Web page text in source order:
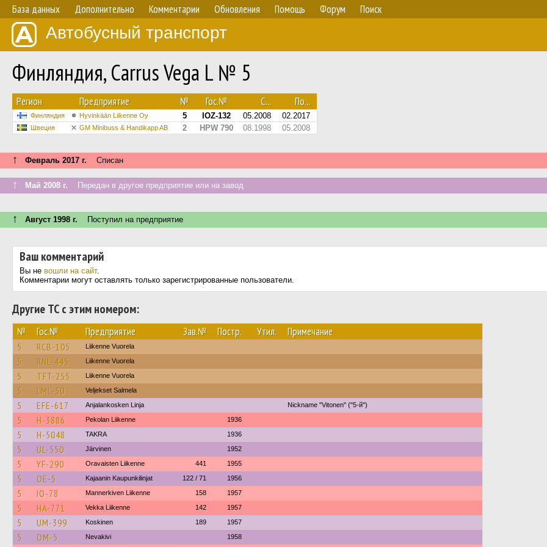
База данных Дополнительно Комментарии Обновления Помощь Форум Поиск
Автобусный транспорт
Финляндия, Carrus Vega L № 5
Регион Предприятие № Гос.№ С... По...
Финляндия Hyvinkään Liikenne Oy 5 IOZ-132 05.2008 02.2017
Швеция GM Minibuss & Handikapp AB 2 HPW 790 08.1998 05.2008
↑ Февраль 2017 г. Списан
↑ Май 2008 г. Передан в другое предприятие или на завод
↑ Август 1998 г. Поступил на предприятие
Ваш комментарий
Вы не вошли на сайт.
Комментарии могут оставлять только зарегистрированные пользователи.
Другие ТС с этим номером:
№ Гос.№ Предприятие Зав.№ Постр. Утил. Примечание
5 RCB-105 Liikenne Vuorela
5 RNL-445 Liikenne Vuorela
5 TFT-255 Liikenne Vuorela
5 LML-50 Veljekset Salmela
5 EFE-617 Anjalankosken Linja Nickname "Vitonen" ("5-й")
5 H-3886 Pekolan Liikenne 1936
5 H-5048 TAKRA 1936
5 UL-550 Järvinen 1952
5 YF-290 Oravaisten Liikenne 441 1955
5 OE-5 Kajaanin Kaupunkilinjat 122 / 71 1956
5 IO-78 Mannerkiven Liikenne 158 1957
5 HA-771 Vekka Liikenne 142 1957
5 UM-399 Koskinen 189 1957
5 OM-5 Nevakivi 1958